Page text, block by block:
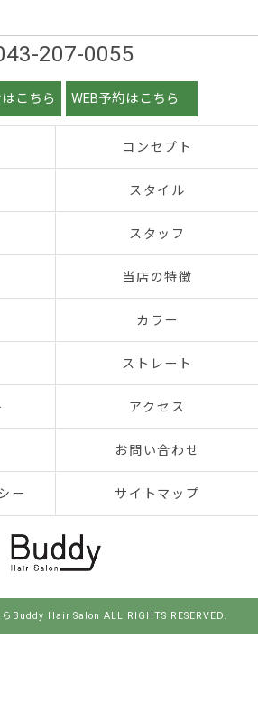
207-0055
こちら WEB予約はこちら
コンセプト
スタイル
スタッフ
当店の特徴
カラー
ストレート
アクセス
お問い合わせ
ー サイトマップ
Buddy Hair Salon ALL RIGHTS RESERVED.